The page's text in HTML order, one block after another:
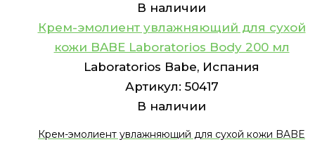
В наличии
Крем-эмолиент увлажняющий для сухой
кожи BABE Laboratorios Body 200 мл
Laboratorios Babe, Испания
Артикул: 50417
В наличии
Крем-эмолиент увлажняющий для сухой кожи BABE